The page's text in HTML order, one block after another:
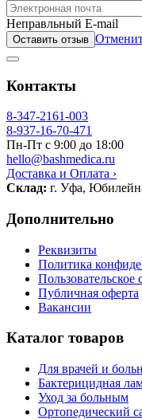
Неправльный E-mail
Оставить отзыв
Контакты
8-347-2161-003
8-937-16-70-471
Пн-Пт с 9:00 до 18:00
hello@bashmedica.ru
Доставка и Оплата ›
Склад: г. Уфа,
Дополнительно
Реквизиты
Политика
Пользовательское
Публичная оферта
Вакансии
Каталог товаров
Для врачей и
Бактерицидная
Уход за больным
Ортопедический